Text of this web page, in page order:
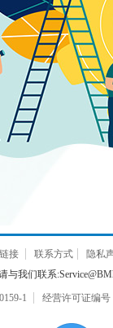
接 联系方式 隐私
与我们联系
1 经营许可证编号